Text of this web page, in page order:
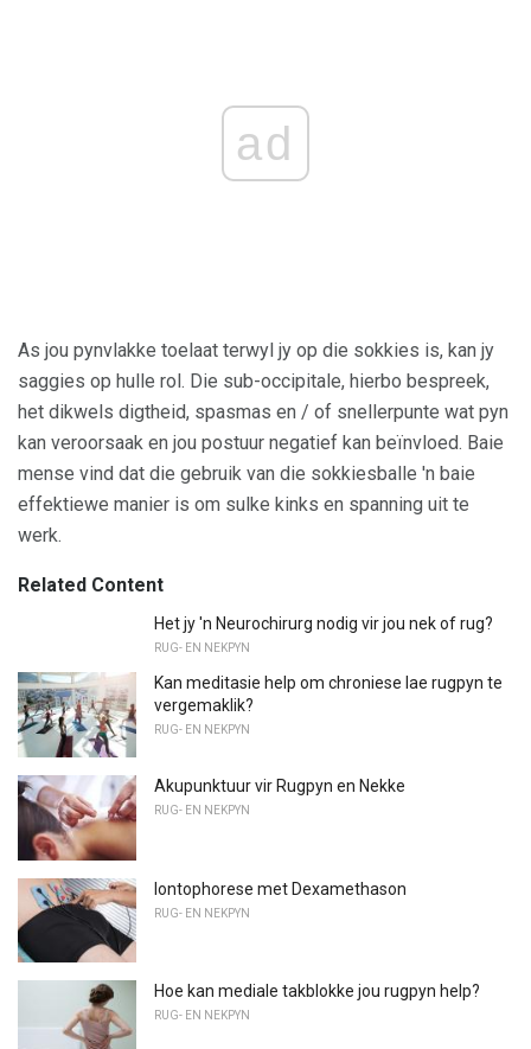
ad
As jou pynvlakke toelaat terwyl jy op die sokkies is, kan jy
saggies op hulle rol. Die sub-occipitale, hierbo bespreek,
het dikwels digtheid, spasmas en / of snellerpunte wat pyn
kan veroorsaak en jou postuur negatief kan beïnvloed. Baie
mense vind dat die gebruik van die sokkiesballe 'n baie
effektiewe manier is om sulke kinks en spanning uit te
werk.
Related Content
Het jy 'n Neurochirurg nodig vir jou nek of rug?
RUG- EN NEKPYN
Kan meditasie help om chroniese lae rugpyn te
vergemaklik?
RUG- EN NEKPYN
Akupunktuur vir Rugpyn en Nekke
RUG- EN NEKPYN
Iontophorese met Dexamethason
RUG- EN NEKPYN
Hoe kan mediale takblokke jou rugpyn help?
RUG- EN NEKPYN